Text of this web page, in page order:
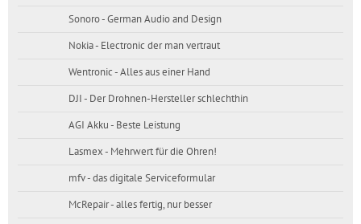
Sonoro - German Audio and Design
Nokia - Electronic der man vertraut
Wentronic - Alles aus einer Hand
DJI - Der Drohnen-Hersteller schlechthin
AGI Akku - Beste Leistung
Lasmex - Mehrwert für die Ohren!
mfv - das digitale Serviceformular
McRepair - alles fertig, nur besser